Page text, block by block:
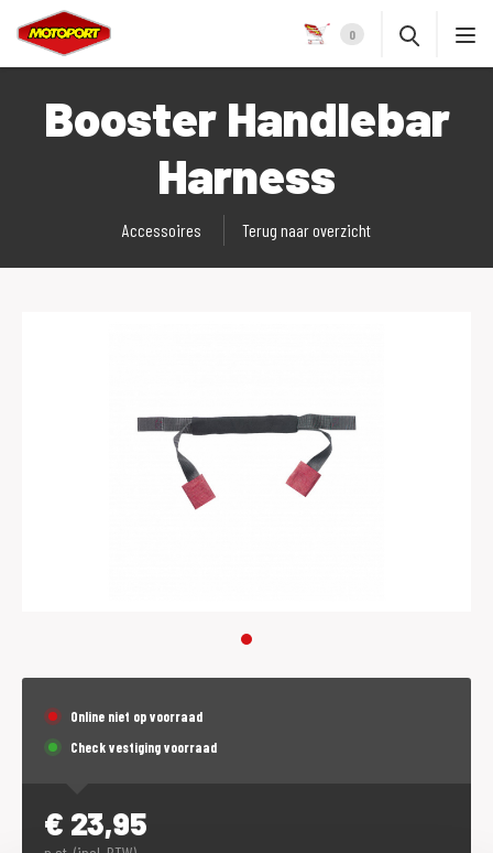
0
Booster Handlebar
Harness
Accessoires Terug naar overzicht
Online niet op voorraad
Check vestiging voorraad
€ 23,95